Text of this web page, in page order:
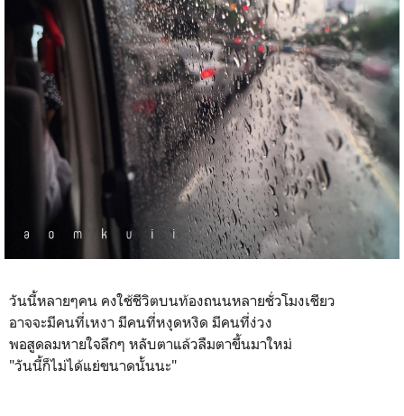
วันนี้หลายๆคน คงใช้ชีวิตบนท้องถนนหลายชั่วโมงเชียว
อาจจะมีคนที่เหงา มีคนที่หงุดหงิด มีคนที่ง่วง
พอสูดลมหายใจลึกๆ หลับตาแล้วลืมตาขึ้นมาใหม่
"วันนี้ก็ไม่ได้แย่ขนาดนั้นนะ"